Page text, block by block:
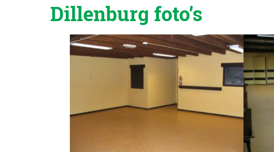
Dillenburg foto’s